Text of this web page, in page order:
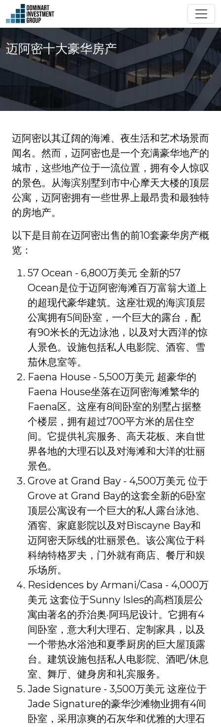
迈阿密十大豪华房产
迈阿密以其辽阔的海滩、夜生活和艺术场景而
闻名。然而，迈阿密也是一个充满豪华地产的
城市，这些地产位于一流位置，拥有令人惊叹
的景色。从海滨别墅到市中心摩天大楼的顶层
公寓，迈阿密拥有一些世界上最昂贵和最独特
的房地产。
以下是目前在迈阿密出售的前10套豪华房产概
览：
57 Ocean - 6,800万美元 全新的57
Ocean是位于迈阿密海滩百万富翁大道上
的超现代豪华建筑。这座壮观的海滨顶层
公寓拥有5间卧室，一个巨大的露台，配
有90米长的无边泳池，以及对大西洋的惊
人景色。设施包括私人电影院、酒窖、雪
茄休息室等。
Faena House - 5,500万美元 超豪华的
Faena House坐落在迈阿密海滩繁华的
Faena区。这座有8间卧室的别墅占据整
个楼层，拥有超过700平方米的居住空
间。它提供礼宾服务、高天花板、来自世
界各地的大理石以及对海滩和大洋的壮丽
景色。
Grove at Grand Bay - 4,500万美元 位于
Grove at Grand Bay的这套全新的6卧室
顶层公寓设有一个巨大的私人露台泳池、
酒窖、家庭影院以及对Biscayne Bay和
迈阿密天际线的壮丽景色。该公寓位于科
科纳特格罗夫，门外就有商店、餐厅和娱
乐场所。
Residences by Armani/Casa - 4,000万
美元 这套位于Sunny Isles的高档顶层公
寓由著名的乔治奥·阿玛尼设计。它拥有4
间卧室，意大利大理石、定制家具，以及
一个带热水浴池和夏季厨房的巨大屋顶露
台。建筑设施包括私人电影院、酒吧/休息
室、舞厅、健身房和礼宾服务。
Jade Signature - 3,500万美元 这座位于
Jade Signature的豪华沙滩物业拥有4间
卧室，采用凉爽的石灰华和优雅的大理石